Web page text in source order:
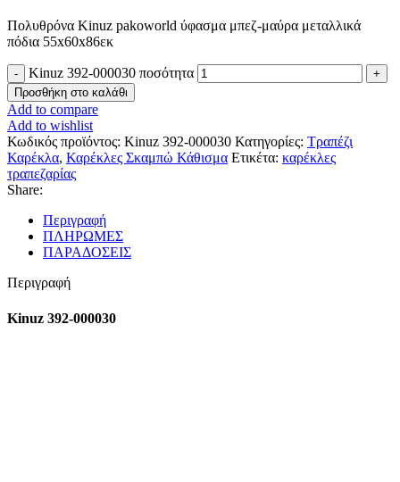
Πολυθρόνα Kinuz pakoworld ύφασμα μπεζ-μαύρα μεταλλικά
πόδια 55x60x86εκ
Kinuz 392-000030 ποσότητα
Προσθήκη στο καλάθι
Add to compare
Add to wishlist
Κωδικός προϊόντος: Kinuz 392-000030 Κατηγορίες: Τραπέζι
Καρέκλα, Καρέκλες Σκαμπώ Κάθισμα Ετικέτα: καρέκλες
τραπεζαρίας
Share:
Περιγραφή
ΠΛΗΡΩΜΕΣ
ΠΑΡΑΔΟΣΕΙΣ
Περιγραφή
Kinuz 392-000030